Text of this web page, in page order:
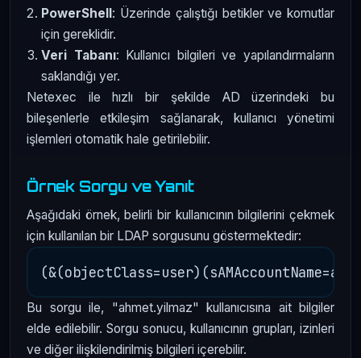
PowerShell : Üzerinde çalıştığı betikler ve komutlar
için gereklidir.
Veri Tabanı: Kullanıcı bilgileri ve yapılandırmaların
saklandığı yer.
Netexec ile hızlı bir şekilde AD üzerindeki bu
bileşenlerle etkileşim sağlanarak, kullanıcı yönetimi
işlemleri otomatik hale getirilebilir.
Örnek Sorgu ve Yanıt
Aşağıdaki örnek, belirli bir kullanıcının bilgilerini çekmek
için kullanılan bir LDAP sorgusunu göstermektedir:
Bu sorgu ile, "ahmet.yilmaz" kullanıcısına ait bilgiler
elde edilebilir. Sorgu sonucu, kullanıcının grupları, izinleri
ve diğer ilişkilendirilmiş bilgileri içerebilir.